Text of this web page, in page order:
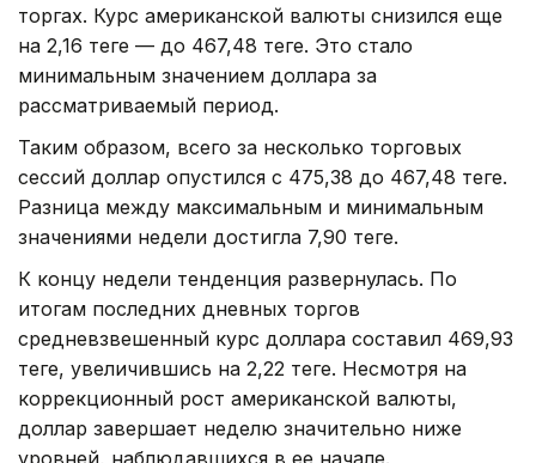
торгах. Курс американской валюты снизился еще
на 2,16 теңге — до 467,48 теңге. Это стало
минимальным значением доллара за
рассматриваемый период.
Таким образом, всего за несколько торговых
сессий доллар опустился с 475,38 до 467,48 теңге.
Разница между максимальным и минимальным
значениями недели достигла 7,90 теңге.
К концу недели тенденция развернулась. По
итогам последних дневных торгов
средневзвешенный курс доллара составил 469,93
теңге, увеличившись на 2,22 теңге. Несмотря на
коррекционный рост американской валюты,
доллар завершает неделю значительно ниже